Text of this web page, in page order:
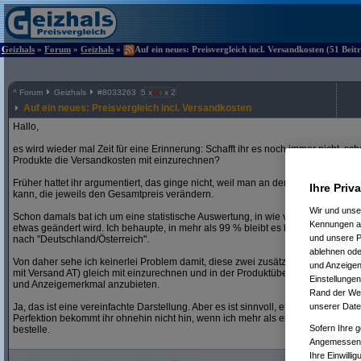
Geizhals » Forum » Geizhals » Auf ein neues: Preisvergleich incl. Versandkosten (51
^ Forum Geizhals #8033263 5 x x 2
Auf ein neues: Preisvergleich incl. Versandkosten
Hallo,
es wird wieder mal Zeit für eine Erinnerung: Schafft ihr es noch immer nicht,
Produkte die Versandkosten mit einzurechnen?
Früher hattet ihr argumentiert, das ginge nicht, weil man an den Versandkosten
kann, die jeweils den Gesamtpreis verändern.
Schon damals bat ich um eine statistische Auswertung, in wie vielen Fällen
etwas geändert wird. Ich behaupte, in mehr als 99 % bleibt es bei der Normal-
nach "Deutschland/Österreich".
Von daher sehe ich keinerlei Problem damit, diese zwei zusätzlichen
mit Versand AT) gleich mit einzurechnen und in der Produktübersicht diesen
und Anzeigemerkmal anzubieten.
Ja, das ist eine vereinfachte Darstellung. Aber es ist sinnvoll, effizient, nützlich
Perfektion bekommt ihr ohnehin nicht hin, wenn ich mehr als ein Stück und
bestelle.
Ihre
Wir und
Kennungen
und unsere
ablehnen
und
Rand der
unserer
Sofern Ihre
Ihre